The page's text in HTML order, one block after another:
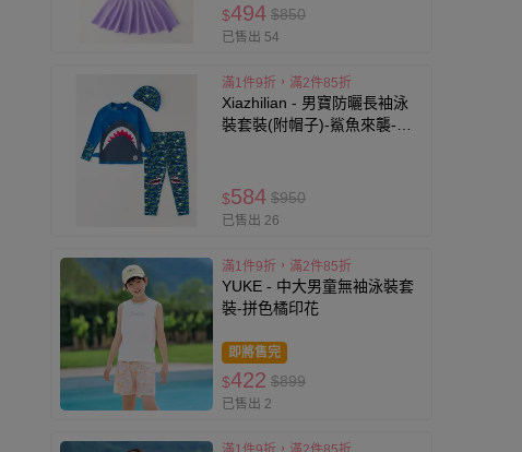
$494 $850
已售出 54
滿1件9折，滿2件85折
Xiazhilian - 男寶防曬長袖泳
裝套裝(附帽子)-鯊魚來襲-藍
$584 $950
已售出 26
滿1件9折，滿2件85折
YUKE - 中大男童無袖泳裝套
裝-拼色橘印花
即將售完
$422 $899
已售出 2